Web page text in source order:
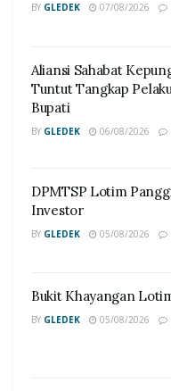
BY GLEDEK 07/08/2026
Aliansi Sahabat
Tuntut Tangkap
Bupati
BY GLEDEK 06/08/2026
DPMTSP Lotim
Investor
BY GLEDEK 05/08/2026
Bukit Khayangan
BY GLEDEK 05/08/2026